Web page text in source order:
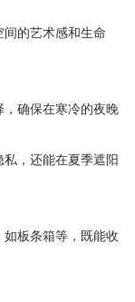
的艺术感和生命
确保在寒冷的夜晚
，还能在夏季遮阳
板条箱等，既能收